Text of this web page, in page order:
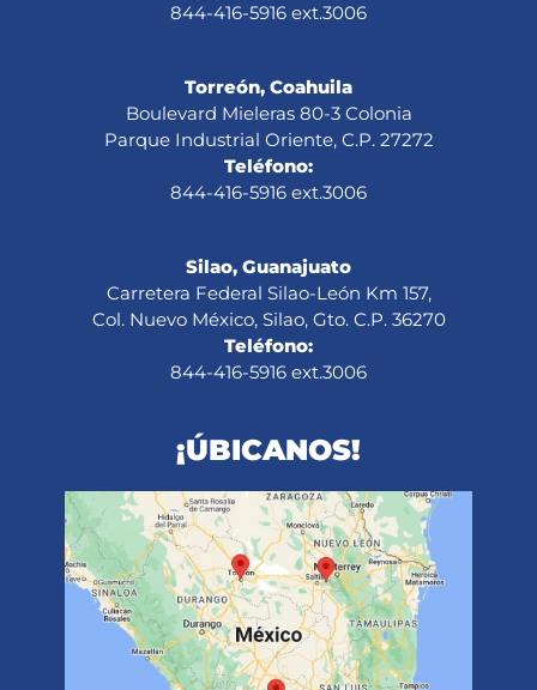
844-416-5916 ext.3006
Torreón, Coahuila
Boulevard Mieleras 80-3 Colonia
Parque Industrial Oriente, C.P. 27272
Teléfono:
844-416-5916 ext.3006
Silao, Guanajuato
Carretera Federal Silao-León Km 157,
Col. Nuevo México, Silao, Gto. C.P. 36270
Teléfono:
844-416-5916 ext.3006
¡ÚBICANOS!